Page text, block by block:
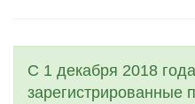
С 1 декабря 2018
зарегистрированные